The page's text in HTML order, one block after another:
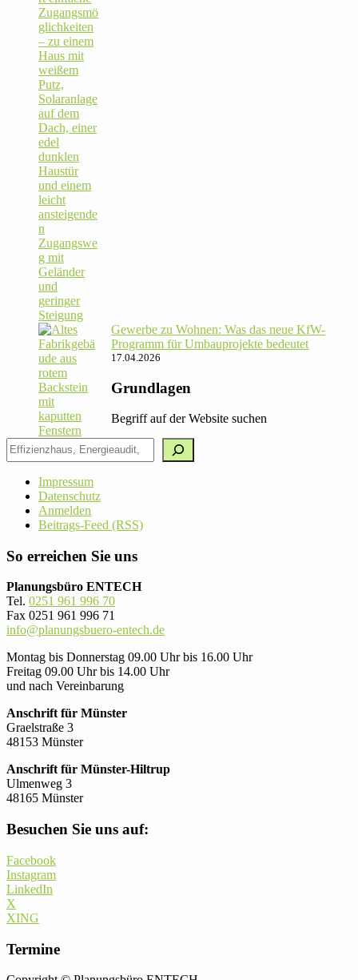
Gewerbe zu Wohnen: Was das neue KfW-
Pro­gramm für Umbau­pro­jekte bedeutet
17.04.2026
Grundlagen
Begriff auf der Website suchen
Impressum
Datenschutz
Anmelden
Beitrags-Feed (RSS)
So erreichen Sie uns
Planungsbüro ENTECH
Tel. 0251 961 996 70
Fax 0251 961 996 71
info@planungsbuero-entech.de
Montag bis Donnerstag 09.00 Uhr bis 16.00 Uhr
Freitag 09.00 Uhr bis 14.00 Uhr
und nach Vereinbarung
Anschrift für Münster
Graelstraße 3
48153 Münster
Anschrift für Münster-Hiltrup
Ulmenweg 3
48165 Münster
Besuchen Sie uns auf:
Facebook
Instagram
LinkedIn
X
XING
Termine